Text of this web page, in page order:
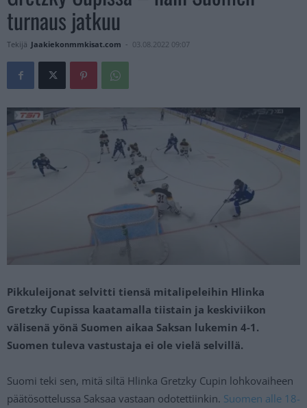
turnaus jatkuu
Tekijä Jaakiekonmmkisat.com - 03.08.2022 09:07
Pikkuleijonat selvitti tiensä mitalipeleihin Hlinka
Gretzky Cupissa kaatamalla tiistain ja keskiviikon
välisenä yönä Suomen aikaa Saksan lukemin 4-1.
Suomen tuleva vastustaja ei ole vielä selvillä.
Suomi teki sen, mitä siltä Hlinka Gretzky Cupin lohkovaiheen
päätösottelussa Saksaa vastaan odotettiinkin. Suomen alle 18-